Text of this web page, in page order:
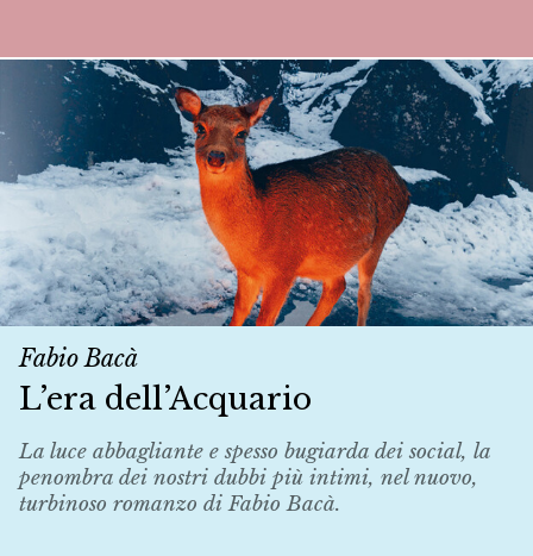
Fabio Bacà
L’era dell’Acquario
La luce abbagliante e spesso bugiarda dei social, la
penombra dei nostri dubbi più intimi, nel nuovo,
turbinoso romanzo di Fabio Bacà.